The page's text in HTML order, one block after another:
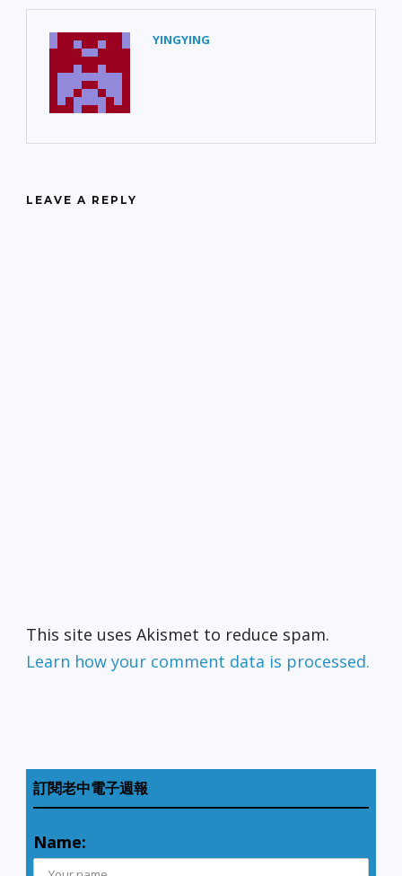
YINGYING
LEAVE A REPLY
This site uses Akismet to reduce spam.
Learn how your comment data is processed.
訂閱老中電子週報
Name: